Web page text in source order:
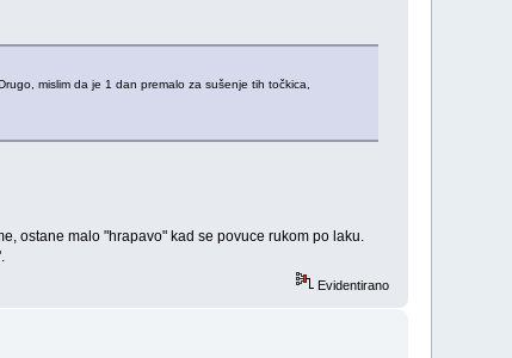
mislim da je 1 dan premalo za sušenje tih točkica,
ostane malo "hrapavo" kad se povuce rukom po laku.
Evidentirano